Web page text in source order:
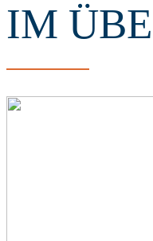
IM